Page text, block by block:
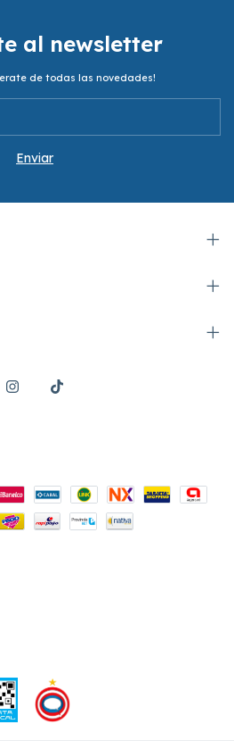
al newsletter
de todas las novedades!